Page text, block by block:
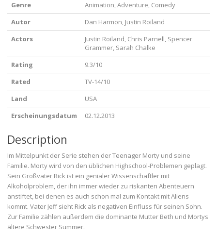
Genre
Animation, Adventure, Comedy
Autor
Dan Harmon, Justin Roiland
Actors
Justin Roiland, Chris Parnell, Spencer
Grammer, Sarah Chalke
Rating
9.3/10
Rated
TV-14/10
Land
USA
Erscheinungsdatum
02.12.2013
Description
Im Mittelpunkt der Serie stehen der Teenager Morty und seine
Familie. Morty wird von den üblichen Highschool-Problemen geplagt.
Sein Großvater Rick ist ein genialer Wissenschaftler mit
Alkoholproblem, der ihn immer wieder zu riskanten Abenteuern
anstiftet, bei denen es auch schon mal zum Kontakt mit Aliens
kommt. Vater Jeff sieht Rick als negativen Einfluss für seinen Sohn.
Zur Familie zählen außerdem die dominante Mutter Beth und Mortys
ältere Schwester Summer.